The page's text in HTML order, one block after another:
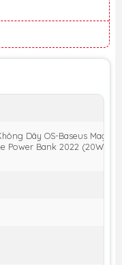
Dây OS-Baseus
Power Bank 2022 (20W,